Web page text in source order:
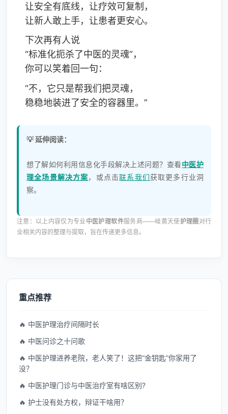
让安全有底线，让疗效可复制，
让新人敢上手，让患者更安心。
下次再有人说
“标准化扼杀了中医的灵魂”，
你可以笑着回一句：
“不，它只是帮我们把灵魂，
稳稳地装进了安全的容器里。”
💡 延伸阅读：
想了解如何利用信息化手段解决上述问题？查看中医护
理全场景解决方案，或点击联系我们获取更多行业洞
察。
注意：以上内容仅为专业中医护理软件服务商——岐黄天使护理圈 对行
业相关内容的整理与提取，旨在传递更多信息。
重点推荐
🔥 中医护理治疗间隔时长
🔥 中医问诊之十问歌
🔥 中医护理进养老院，老人笑了！这把“金钥匙”你家用了
没？
🔥 中医护理门诊与中医治疗室有啥区别?
🔥 护士没有处方权，辩证干啥用？